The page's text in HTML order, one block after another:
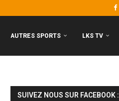
AUTRES SPORTS LKS TV
SUIVEZ NOUS SUR FACEBOOK :